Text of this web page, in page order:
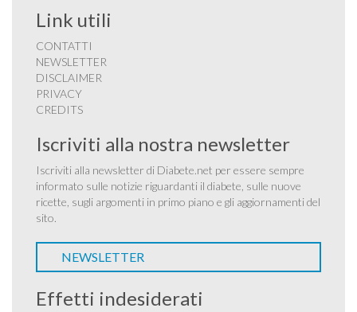
Link utili
CONTATTI
NEWSLETTER
DISCLAIMER
PRIVACY
CREDITS
Iscriviti alla nostra newsletter
Iscriviti alla newsletter di Diabete.net per essere sempre
informato sulle notizie riguardanti il diabete, sulle nuove
ricette, sugli argomenti in primo piano e gli aggiornamenti del
sito.
NEWSLETTER
Effetti indesiderati